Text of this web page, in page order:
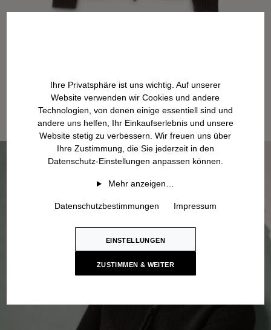
Ihre Privatsphäre ist uns wichtig. Auf unserer
Website verwenden wir Cookies und andere
Technologien, von denen einige essentiell sind und
andere uns helfen, Ihr Einkaufserlebnis und unsere
Website stetig zu verbessern. Wir freuen uns über
Ihre Zustimmung, die Sie jederzeit in den
Datenschutz-Einstellungen anpassen können.
Mehr anzeigen…
Datenschutzbestimmungen Impressum
EINSTELLUNGEN
ZUSTIMMEN & WEITER